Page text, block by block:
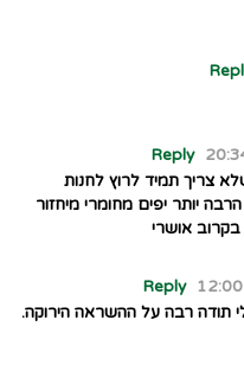
Reply
צריך תמיד לרוץ לחנות
יותר יפים מחומרי מיחזור
בקרוב אושרי
Reply
תודה רבה על ההשראה הירוקה.